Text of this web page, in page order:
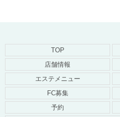
TOP
店舗情報
エステメニュー
FC募集
予約